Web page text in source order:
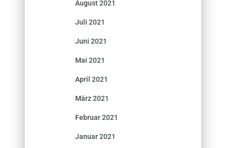
August 2021
Juli 2021
Juni 2021
Mai 2021
April 2021
März 2021
Februar 2021
Januar 2021